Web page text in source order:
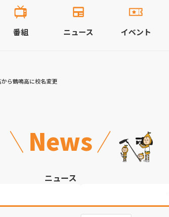
番組 ニュース イベント
ら鶴鳴高に校名変更
News
ニュース